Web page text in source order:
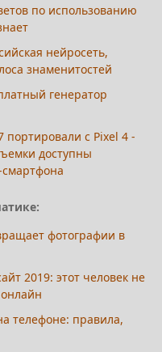
по использованию
нейросеть,
знаменитостей
генератор
портировали с Pixel 4 -
доступны
фотографии в
2019: этот человек не
телефоне: правила,